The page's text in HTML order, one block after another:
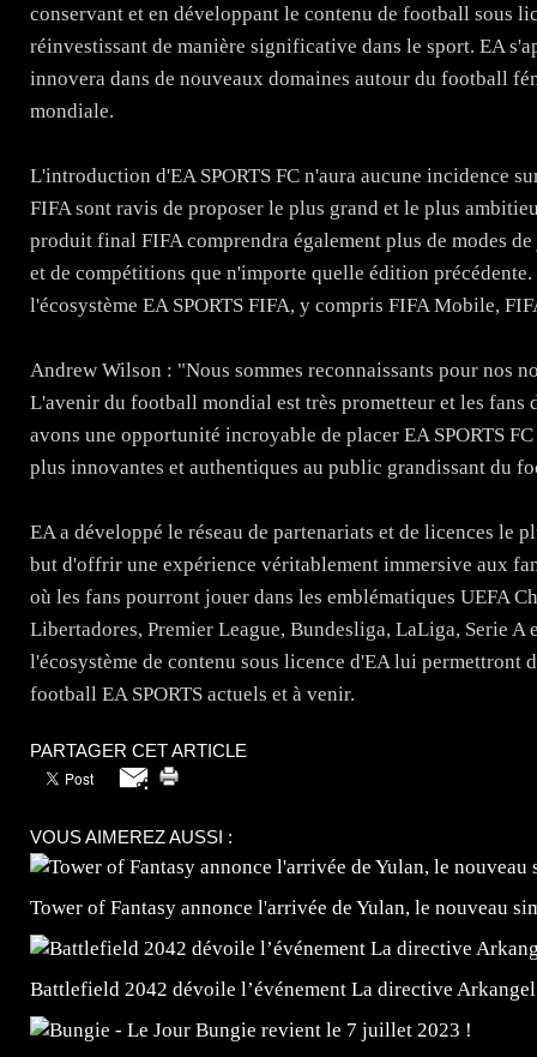
conservant et en développant le contenu de football sous
réinvestissant de manière significative dans le sport. EA
innovera dans de nouveaux domaines autour du football
mondiale.
​L'introduction d'EA SPORTS FC n'aura aucune incidence
FIFA sont ravis de proposer le plus grand et le plus
produit final FIFA comprendra également plus de modes
et de compétitions que n'importe quelle édition
l'écosystème EA SPORTS FIFA, y compris FIFA Mobile,
Andrew Wilson : "Nous sommes reconnaissants pour nos
L'avenir du football mondial est très prometteur et les fans
avons une opportunité incroyable de placer EA SPORTS
plus innovantes et authentiques au public grandissant du
EA a développé le réseau de partenariats et de licences le
but d'offrir une expérience véritablement immersive aux
où les fans pourront jouer dans les emblématiques UEFA
Libertadores, Premier League, Bundesliga, LaLiga, Serie
l'écosystème de contenu sous licence d'EA lui
football EA SPORTS actuels et à venir.
PARTAGER CET ARTICLE
VOUS AIMEREZ AUSSI :
Tower of Fantasy annonce l'arrivée de Yulan, le nouveau
Battlefield 2042 dévoile l’événement La directive Arkangel